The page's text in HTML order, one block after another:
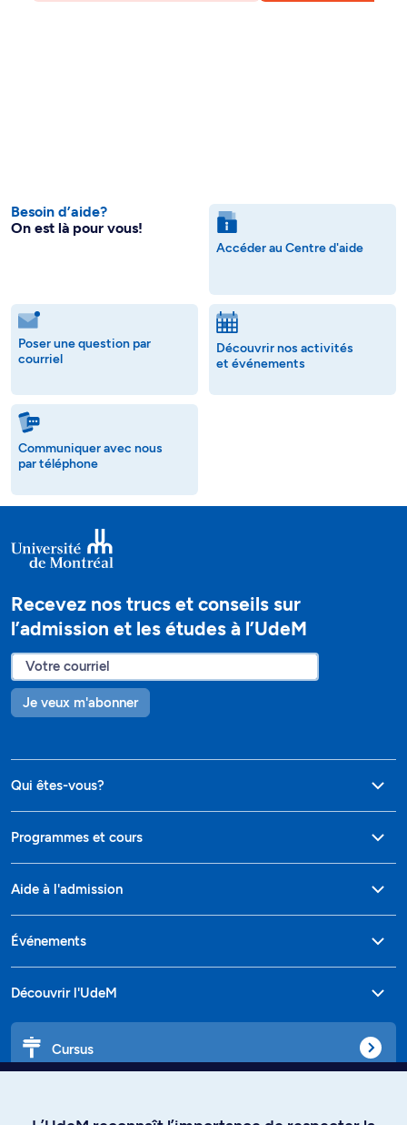
Besoin d’aide?
On est là pour vous!
Accéder au Centre d'aide
Poser une question par
courriel
Découvrir nos activités
et événements
Communiquer avec nous
par téléphone
Recevez nos trucs et conseils sur
l’admission et les études à l’UdeM
Je veux m'abonner
Qui êtes-vous?
Programmes et cours
Aide à l'admission
Événements
Découvrir l'UdeM
Cursus